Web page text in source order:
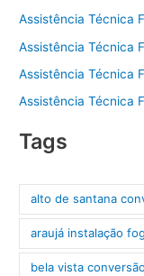
Assistência Técnica
Assistência Técnica
Assistência Técnica
Assistência Técnica
Tags
alto de santana
araujá instalação
bela vista